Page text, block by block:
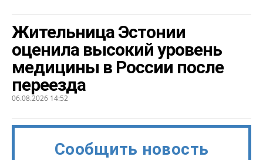
Жительница Эстонии
оценила высокий уровень
медицины в России после
переезда
06.08.2026 14:52
Сообщить новость